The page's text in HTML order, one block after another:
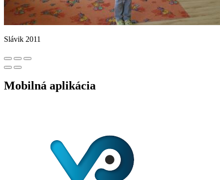
Slávik 2011
Mobilná aplikácia